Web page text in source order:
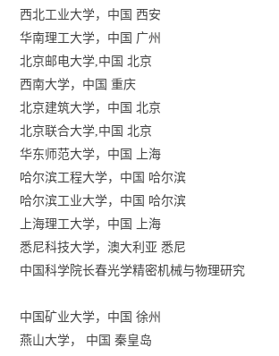
西北工业大学，中国 西安
华南理工大学，中国 广州
北京邮电大学,中国 北京
西南大学，中国 重庆
北京建筑大学，中国 北京
北京联合大学,中国 北京
华东师范大学，中国 上海
哈尔滨工程大学，中国 哈尔滨
哈尔滨工业大学，中国 哈尔滨
上海理工大学，中国 上海
悉尼科技大学，澳大利亚 悉尼
中国科学院长春光学精密机械与物理研究
中国矿业大学，中国 徐州
燕山大学， 中国 秦皇岛